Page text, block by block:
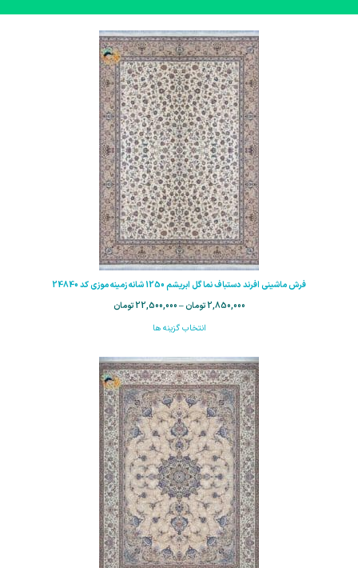
فرش ماشینی افرند دستباف نما گل ابریشم 1250 شانه زمینه موزی کد 24840
2,850,000 تومان –
22,500,000 تومان
انتخاب گزینه ها